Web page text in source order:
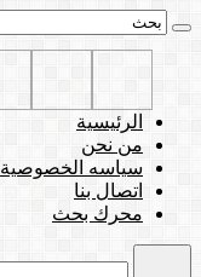
الرئيسية
من نحن
سياسه الخصوصية
اتصال بنا
محرك بحث